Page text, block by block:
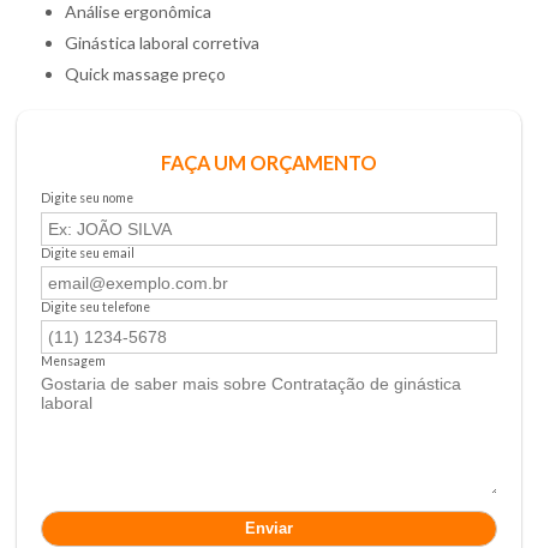
análise ergonômica
ginástica laboral corretiva
quick massage preço
FAÇA UM ORÇAMENTO
Digite seu nome
Digite seu email
Digite seu telefone
Mensagem